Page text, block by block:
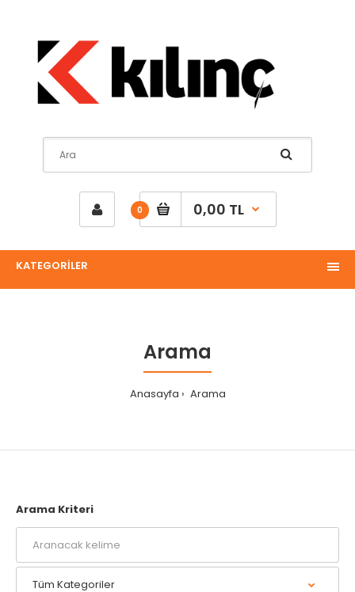
0 0,00 TL
KATEGORİLER
Arama
Anasayfa Arama
Arama Kriteri